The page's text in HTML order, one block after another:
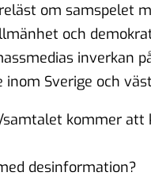
om samspelet
och
inverkan
inom Sverige och
kommer att
desinformation?